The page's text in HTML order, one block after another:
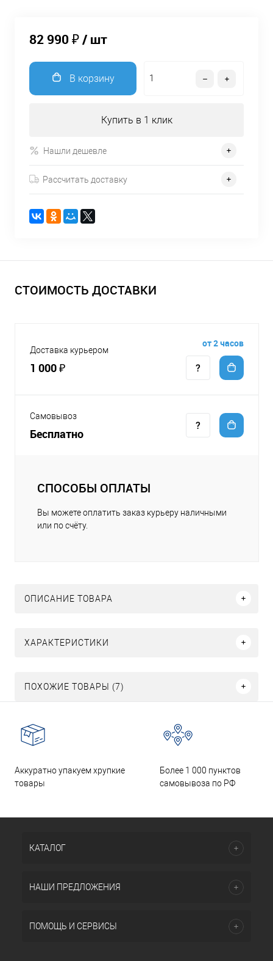
82 990 ₽/ шт
В корзину
Купить в 1 клик
Нашли дешевле
Рассчитать доставку
СТОИМОСТЬ ДОСТАВКИ
Доставка курьером
1 000 ₽
от 2 часов
Самовывоз
Бесплатно
СПОСОБЫ ОПЛАТЫ
Вы можете оплатить заказ курьеру наличными
или по счёту.
ОПИСАНИЕ ТОВАРА
ХАРАКТЕРИСТИКИ
ПОХОЖИЕ ТОВАРЫ (7)
Аккуратно упакуем хрупкие
товары
Более 1 000 пунктов
самовывоза по РФ
КАТАЛОГ
НАШИ ПРЕДЛОЖЕНИЯ
ПОМОЩЬ И СЕРВИСЫ